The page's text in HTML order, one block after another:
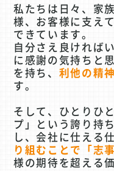
私たちは日々、家
様、お客様に支え
できています。
自分さえ良ければ
に感謝の気持ちと
を持ち、 利他の精神
す。
そして、ひとりひ
プ」という誇り持
し、会社に仕える
り組むことで「志事
様の期待を超える